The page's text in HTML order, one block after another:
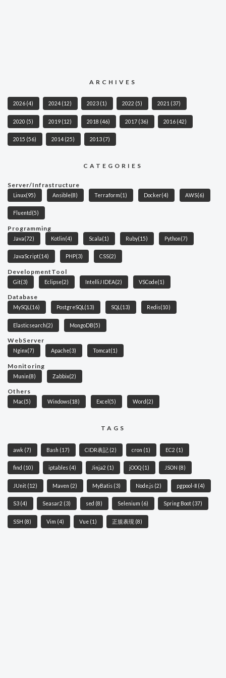
ARCHIVES
2026 (4) 2024 (12) 2023 (1) 2022 (5) 2021 (37)
2020 (5) 2019 (12) 2018 (46) 2017 (36) 2016 (42)
2015 (56) 2014 (25) 2013 (7)
CATEGORIES
Server/Infrastructure
Linux(95) Ansible(8) Terraform(1) Docker(4) AWS(6)
Fluentd (5)
Programming
Java(72) Kotlin(4) Scala(1) Ruby(15) Python(7)
JavaScript(14) PHP(3) CSS(2)
DevelopmentTool
Git(3) Eclipse(2) IntelliJ IDEA(2) VSCode(1)
Database
MySQL (16) PostgreSQL (13) SQL (13) Redis(10)
Elasticsearch(2) MongoDB(5)
WebServer
Nginx(7) Apache(3) Tomcat(1)
Monitoring
Munin(8) Zabbix(2)
Others
Mac(5) Windows(18) Excel (5) Word (2)
TAGS
awk (7) Bash (17) CIDR表記 (2) cron (1) EC2 (1)
find (10) iptables (4) Jinja2 (1) jOOQ (1) JSON (8)
JUnit (12) Maven (2) MyBatis (3) Node.js (2) pgpool-Ⅱ (4)
S3 (4) Seasar2 (3) sed (8) Selenium (6) Spring Boot (37)
SSH (8) Vim (4) Vue (1) 正規表現 (8)